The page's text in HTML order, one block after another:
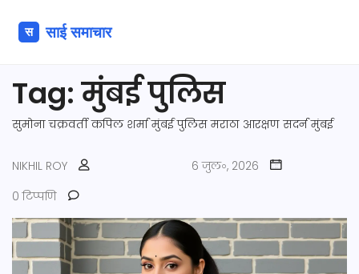
Tag: मुंबई पुलिस
सुमोना चक्रवर्ती कपिल शर्मा मुंबई पुलिस मराठा आरक्षण सदर्न मुंबई
NIKHIL ROY
6 जुल॰, 2026
0 टिप्पणि